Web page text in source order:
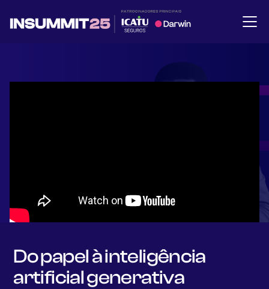
Do papel à inteligência
artificial generativa